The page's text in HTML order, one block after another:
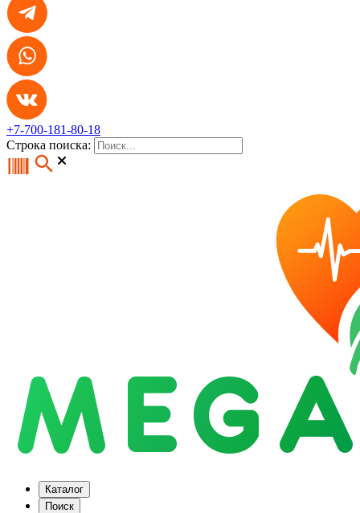
+7-700-181-80-18
Строка поиска:
Каталог
Поиск